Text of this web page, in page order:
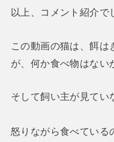
以上、コメント紹介で
この動画の猫は、餌
が、何か食べ物はな
そして飼い主が見てい
怒りながら食べている